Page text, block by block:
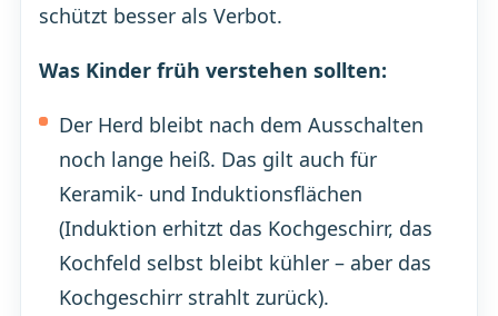
schützt besser als Verbot.
Was Kinder früh verstehen sollten:
Der Herd bleibt nach dem Ausschalten
noch lange heiß. Das gilt auch für
Keramik- und Induktionsflächen
(Induktion erhitzt das Kochgeschirr, das
Kochfeld selbst bleibt kühler – aber das
Kochgeschirr strahlt zurück).